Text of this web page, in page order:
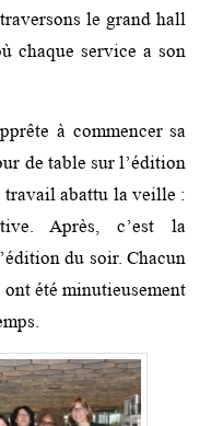
le grand hall
chaque service a son
à commencer sa
de table sur l’édition
abattu la veille :
Après, c’est la
du soir. Chacun
été minutieusement